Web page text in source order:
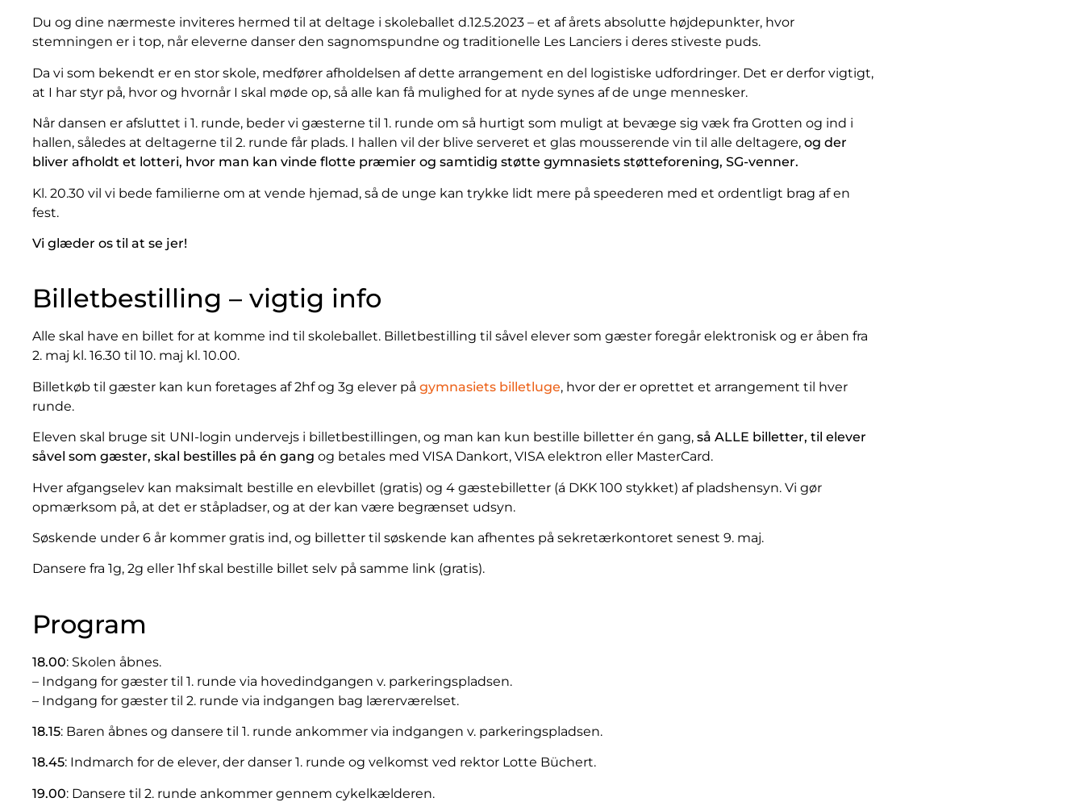
Du og dine nærmeste inviteres hermed til at deltage i skoleballet d.12.5.2023 – et af årets absolutte højdepunkter, hvor
stemningen er i top, når eleverne danser den sagnomspundne og traditionelle Les Lanciers i deres stiveste puds.
Da vi som bekendt er en stor skole, medfører afholdelsen af dette arrangement en del logistiske udfordringer. Det er derfor vigtigt,
at I har styr på, hvor og hvornår I skal møde op, så alle kan få mulighed for at nyde synes af de unge mennesker.
Når dansen er afsluttet i 1. runde, beder vi gæsterne til 1. runde om så hurtigt som muligt at bevæge sig væk fra Grotten og ind i
hallen, således at deltagerne til 2. runde får plads. I hallen vil der blive serveret et glas mousserende vin til alle deltagere, og der
bliver afholdt et lotteri, hvor man kan vinde flotte præmier og samtidig støtte gymnasiets støtteforening, SG-venner.
Kl. 20.30 vil vi bede familierne om at vende hjemad, så de unge kan trykke lidt mere på speederen med et ordentligt brag af en
fest.
Vi glæder os til at se jer!
Billetbestilling – vigtig info
Alle skal have en billet for at komme ind til skoleballet. Billetbestilling til såvel elever som gæster foregår elektronisk og er åben fra
2. maj kl. 16.30 til 10. maj kl. 10.00.
Billetkøb til gæster kan kun foretages af 2hf og 3g elever på gymnasiets billetluge, hvor der er oprettet et arrangement til hver
runde.
Eleven skal bruge sit UNI-login undervejs i billetbestillingen, og man kan kun bestille billetter én gang, så ALLE billetter, til elever
såvel som gæster, skal bestilles på én gang og betales med VISA Dankort, VISA elektron eller MasterCard.
Hver afgangselev kan maksimalt bestille en elevbillet (gratis) og 4 gæstebilletter (á DKK 100 stykket) af pladshensyn. Vi gør
opmærksom på, at det er ståpladser, og at der kan være begrænset udsyn.
Søskende under 6 år kommer gratis ind, og billetter til søskende kan afhentes på sekretærkontoret senest 9. maj.
Dansere fra 1g, 2g eller 1hf skal bestille billet selv på samme link (gratis).
Program
18.00: Skolen åbnes.
– Indgang for gæster til 1. runde via hovedindgangen v. parkeringspladsen.
– Indgang for gæster til 2. runde via indgangen bag lærerværelset.
18.15: Baren åbnes og dansere til 1. runde ankommer via indgangen v. parkeringspladsen.
18.45: Indmarch for de elever, der danser 1. runde og velkomst ved rektor Lotte Büchert.
19.00: Dansere til 2. runde ankommer gennem cykelkælderen.